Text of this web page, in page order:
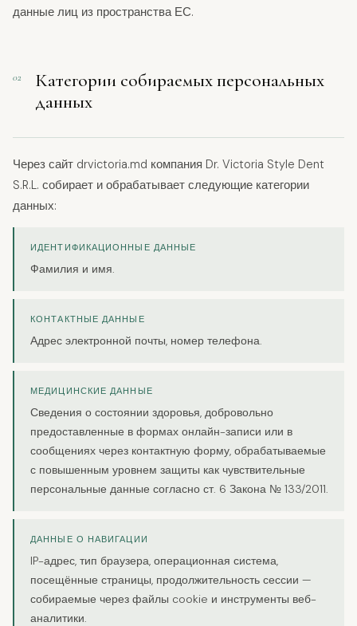
данные лиц из пространства ЕС.
02
Категории собираемых персональных
данных
Через сайт drvictoria.md компания Dr. Victoria Style Dent
S.R.L. собирает и обрабатывает следующие категории
данных:
ИДЕНТИФИКАЦИОННЫЕ ДАННЫЕ
Фамилия и имя.
КОНТАКТНЫЕ ДАННЫЕ
Адрес электронной почты, номер телефона.
МЕДИЦИНСКИЕ ДАННЫЕ
Сведения о состоянии здоровья, добровольно
предоставленные в формах онлайн-записи или в
сообщениях через контактную форму, обрабатываемые
с повышенным уровнем защиты как чувствительные
персональные данные согласно ст. 6 Закона № 133/2011.
ДАННЫЕ О НАВИГАЦИИ
IP-адрес, тип браузера, операционная система,
посещённые страницы, продолжительность сессии —
собираемые через файлы cookie и инструменты веб-
аналитики.